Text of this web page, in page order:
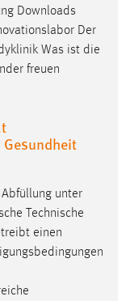
Downloads
Der
Was ist die
freuen
unter
Technische
einen
Social Media
von diesen